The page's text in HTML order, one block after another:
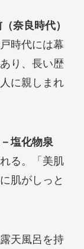
奈良時代）
時代には幕
り、長い歴
に親しまれ
塩化物泉
る。「美肌
肌がしっと
天風呂を持